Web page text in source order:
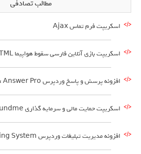
مطالب تصادفی
اسکریپت فرم تماس Ajax
اسکریپت بازی آنلاین فارسی سقوط هواپیما HTML
افزونه پرسش و پاسخ وردپرس DW Question & Answer Pro
اسکریپت حمایت مالی و سرمایه گذاری Fundme
افزونه مدیریت تبلیغات وردپرس WP PRO Advertising System